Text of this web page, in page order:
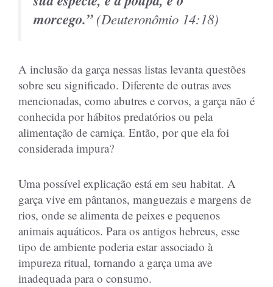
morcego.”(Deuteronômio 14:18)
A inclusão da garça nessas listas levanta questões
sobre seu significado. Diferente de outras aves
mencionadas, como abutres e corvos, a garça não é
conhecida por hábitos predatórios ou pela
alimentação de carniça. Então, por que ela foi
considerada impura?
Uma possível explicação está em seu habitat. A
garça vive em pântanos, manguezais e margens de
rios, onde se alimenta de peixes e pequenos
animais aquáticos. Para os antigos hebreus, esse
tipo de ambiente poderia estar associado à
impureza ritual, tornando a garça uma ave
inadequada para o consumo.